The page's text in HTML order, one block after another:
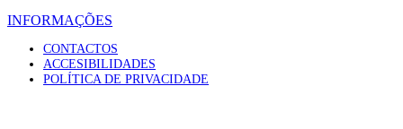
INFORMAÇÕES
CONTACTOS
ACCESIBILIDADES
POLÍTICA DE PRIVACIDADE